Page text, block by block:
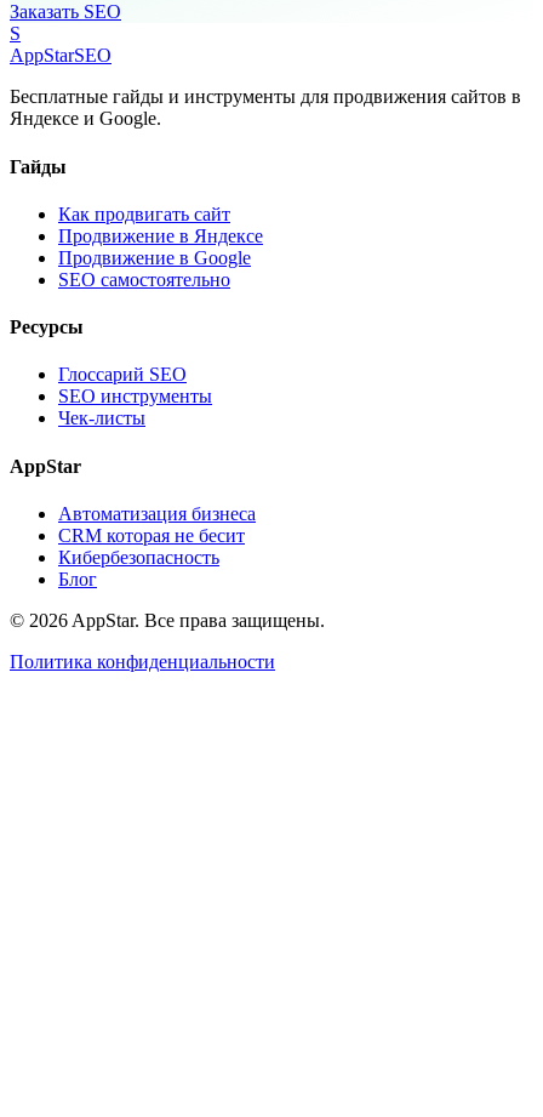
Заказать SEO
S
AppStarSEO
Бесплатные гайды и инструменты для продвижения сайтов в
Яндексе и Google.
Гайды
Как продвигать сайт
Продвижение в Яндексе
Продвижение в Google
SEO самостоятельно
Ресурсы
Глоссарий SEO
SEO инструменты
Чек-листы
AppStar
Автоматизация бизнеса
CRM которая не бесит
Кибербезопасность
Блог
© 2026 AppStar. Все права защищены.
Политика конфиденциальности